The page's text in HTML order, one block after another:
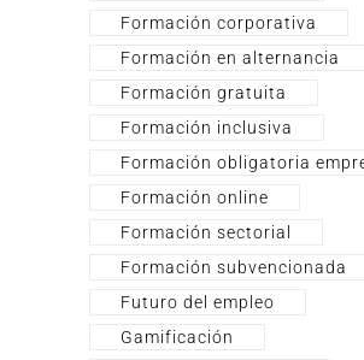
Formación corporativa
Formación en alternancia
Formación gratuita
Formación inclusiva
Formación obligatoria
Formación online
Formación sectorial
Formación subvencionada
Futuro del empleo
Gamificación